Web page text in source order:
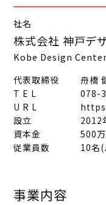
社名
株式会社 神戸デ
Kobe Design Center
代表取締役
舟橋
T E L
078-
U R L
設立
2012
資本金
500
従業員数
10名(
事業内容